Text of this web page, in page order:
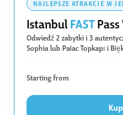
NAJLEPSZE ATRAKCJE W
IstanbulFASTPass
Odwiedź 2 zabytki i 3
Sophia lub Pałac Topkapı i
Starting from